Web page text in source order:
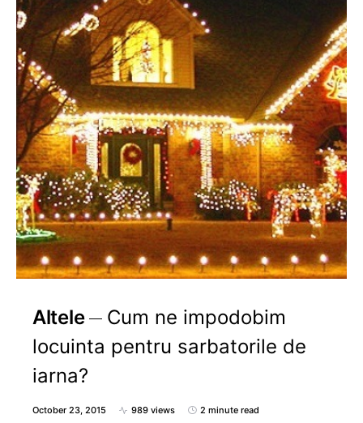
Altele
Cum ne impodobim
locuinta pentru sarbatorile de
iarna?
October 23, 2015 989 views 2 minute read